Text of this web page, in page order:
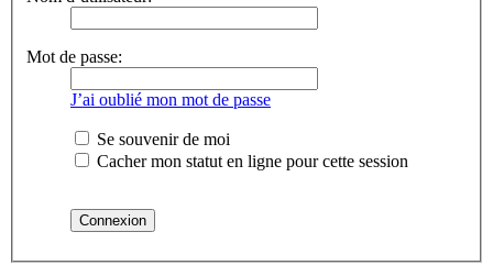
Mot de passe:
J’ai oublié mon mot de passe
Se souvenir de moi
Cacher mon statut en ligne pour cette session